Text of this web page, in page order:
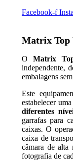
Facebook-f
Matrix Top
O Matrix
independente,
embalagens
Este
estabelecer uma
diferentes
garrafas para
caixas. O
caixa de
câmara de alta
fotografia de